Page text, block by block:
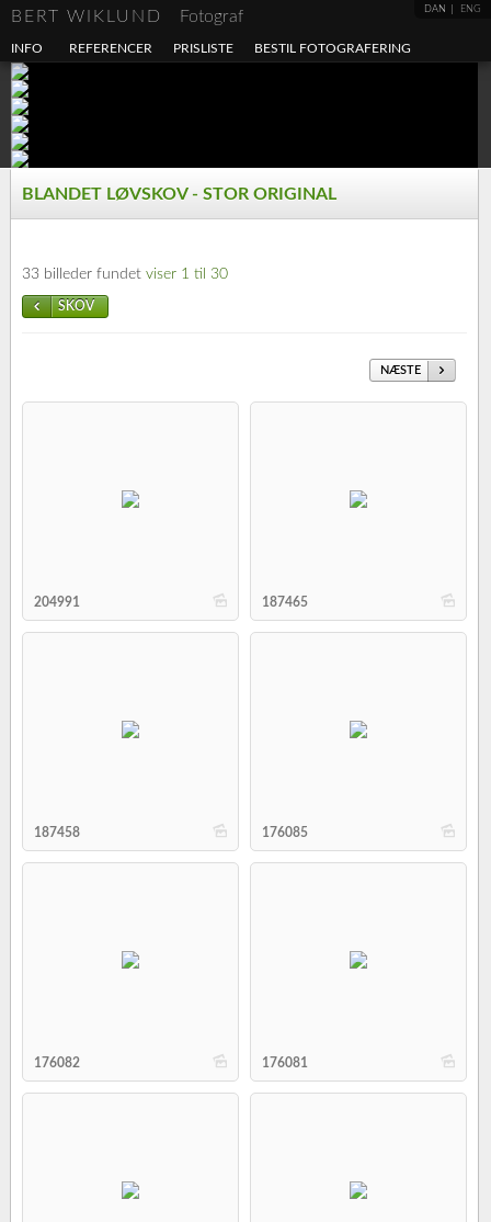
DAN ENG
BERT WIKLUND Fotograf
INFO REFERENCER PRISLISTE BESTIL FOTOGRAFERING
BLANDET LØVSKOV - STOR ORIGINAL
33 billeder fundet viser 1 til 30
SKOV
NÆSTE
b
204991 b
187465
b
187458 b
176085
b
176082 b
176081